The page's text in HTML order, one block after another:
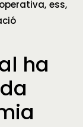
ess
ha